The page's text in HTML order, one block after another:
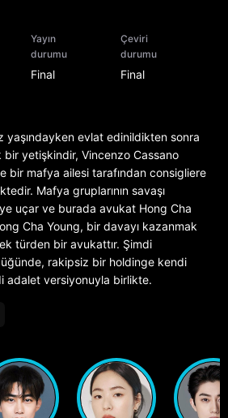
Yayın
durumu
Final
Çeviri
durumu
Final
yaşındayken evlat edinildikten sonra
bir yetişkindir, Vincenzo Cassano
bir mafya ailesi tarafından consigliere
Mafya gruplarının savaşı
uçar ve burada avukat Hong Cha
Cha Young, bir davayı kazanmak
türden bir avukattır. Şimdi
rakipsiz bir holdinge kendi
adalet versiyonuyla birlikte.